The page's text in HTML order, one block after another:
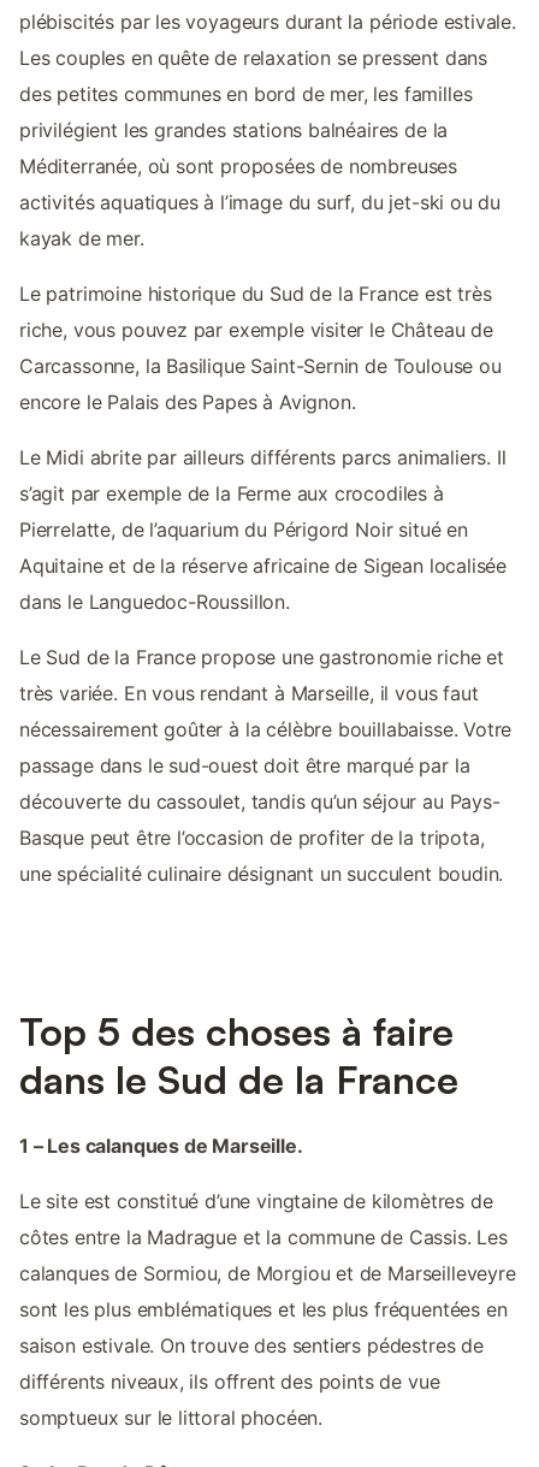
plébiscités par les voyageurs durant la période estivale.
Les couples en quête de relaxation se pressent dans
des petites communes en bord de mer, les familles
privilégient les grandes stations balnéaires de la
Méditerranée, où sont proposées de nombreuses
activités aquatiques à l’image du surf, du jet-ski ou du
kayak de mer.
Le patrimoine historique du Sud de la France est très
riche, vous pouvez par exemple visiter le Château de
Carcassonne, la Basilique Saint-Sernin de Toulouse ou
encore le Palais des Papes à Avignon.
Le Midi abrite par ailleurs différents parcs animaliers. Il
s’agit par exemple de la Ferme aux crocodiles à
Pierrelatte, de l’aquarium du Périgord Noir situé en
Aquitaine et de la réserve africaine de Sigean localisée
dans le Languedoc-Roussillon.
Le Sud de la France propose une gastronomie riche et
très variée. En vous rendant à Marseille, il vous faut
nécessairement goûter à la célèbre bouillabaisse. Votre
passage dans le sud-ouest doit être marqué par la
découverte du cassoulet, tandis qu’un séjour au Pays-
Basque peut être l’occasion de profiter de la tripota,
une spécialité culinaire désignant un succulent boudin.
Top 5 des choses à faire
dans le Sud de la France
1 – Les calanques de Marseille.
Le site est constitué d’une vingtaine de kilomètres de
côtes entre la Madrague et la commune de Cassis. Les
calanques de Sormiou, de Morgiou et de Marseilleveyre
sont les plus emblématiques et les plus fréquentées en
saison estivale. On trouve des sentiers pédestres de
différents niveaux, ils offrent des points de vue
somptueux sur le littoral phocéen.